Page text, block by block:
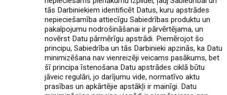
tās Darbiniekiem identificēt Datus, kuru apstrādes
nepieciešamība attiecīgu Sabiedrības produktu un
pakalpojumu nodrošināšanai ir pārvērtējama, un
novērst Datu pārmērīgu apstrādi. Piemērojot šo
principu, Sabiedrība un tās Darbinieki apzinās, ka Datu
minimizēšana nav vienreizēji veicams pasākums, bet
šī principa īstenošana Datu apstrādes ciklā būtu
jāveic regulāri, jo darījumu vide, normatīvo aktu
prasības un apkārtējie apstākļi ir mainīgi. Datu